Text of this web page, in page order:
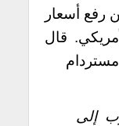
رفع أسعار
قال
إلى